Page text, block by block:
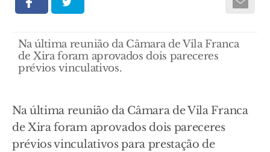
Na última reunião da Câmara de Vila Franca
de Xira foram aprovados dois pareceres
prévios vinculativos.
Na última reunião da Câmara de Vila Franca
de Xira foram aprovados dois pareceres
prévios vinculativos para prestação de